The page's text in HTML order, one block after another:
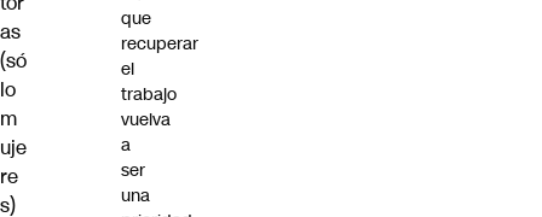
as
(só
lo
m
uje
re
s)
que
recuperar
el
trabajo
vuelva
a
ser
una